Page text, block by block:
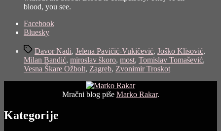
blood, you see.
Share
"Zagreb
2021!"
Facebook
Bluesky
TagsDavor Nađi, Jelena Pavičić-Vukičević, Joško Klisović,
Milan Bandić, miroslav škoro, most, Tomislav Tomašević,
Vesna Škare Ožbolt, Zagreb, Zvonimir Troskot
Mračni blog piše Marko Rakar.
Kategorije